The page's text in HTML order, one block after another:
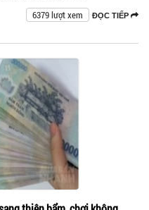
ĐỌC TIẾP
6379 lượt xem